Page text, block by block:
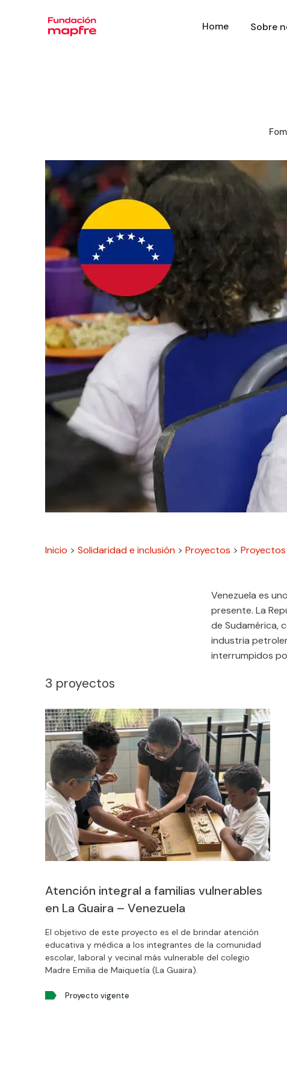
Home Sobre
Inicio > Solidaridad e inclusión > Proyectos >
Venezuela es
presente. La
de Sudamérica,
industria
interrumpidos
3 proyectos
Atención integral a familias vulnerables
en La Guaira – Venezuela
Proyecto vigente
El objetivo de este proyecto es el de brindar atención
educativa y médica a los integrantes de la comunidad
escolar, laboral y vecinal más vulnerable del colegio
Madre Emilia de Maiquetía (La Guaira).